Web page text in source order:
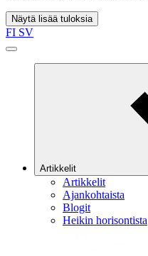
Näytä lisää tuloksia
FI SV
Artikkelit
Artikkelit
Ajankohtaista
Blogit
Heikin horisontista